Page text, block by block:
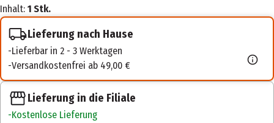
Inhalt: 1 Stk.
Lieferung nach Hause
Lieferbar in 2 - 3 Werktagen
Versandkostenfrei ab 49,00 €
Lieferung in die Filiale
Kostenlose Lieferung